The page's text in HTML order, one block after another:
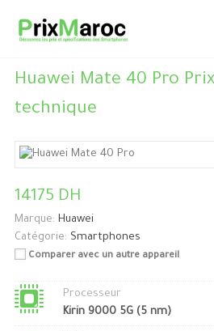
Huawei Mate 40 Pro
technique
14175 DH
Marque: Huawei
Catégorie: Smartphones
Comparer avec un autre appareil
Processeur
Kirin 9000 5G (5 nm)